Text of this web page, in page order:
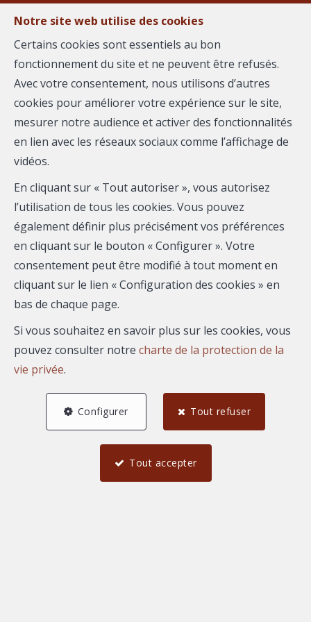
Estimer votre
bien
Plus que quelques instants avant de vous communiquer
votre estimation. Merci de compléter le formulaire :
Notre site web utilise des cookies
Certains cookies sont essentiels au bon
fonctionnement du site et ne peuvent être refusés.
Avec votre consentement, nous utilisons d’autres
cookies pour améliorer votre expérience sur le site,
mesurer notre audience et activer des fonctionnalités
en lien avec les réseaux sociaux comme l’affichage de
vidéos.
En cliquant sur « Tout autoriser », vous autorisez
l’utilisation de tous les cookies. Vous pouvez
également définir plus précisément vos préférences
en cliquant sur le bouton « Configurer ». Votre
consentement peut être modifié à tout moment en
cliquant sur le lien « Configuration des cookies » en
bas de chaque page.
Si vous souhaitez en savoir plus sur les cookies, vous
pouvez consulter notre charte de la protection de la
vie privée.
Configurer Tout refuser
Tout accepter
AGENCE REGARD
1626 Boulevard du President Salvador Allende
—
30000 Nimes
TEL.04 66 67 80 19
—
agence@immoregard.com